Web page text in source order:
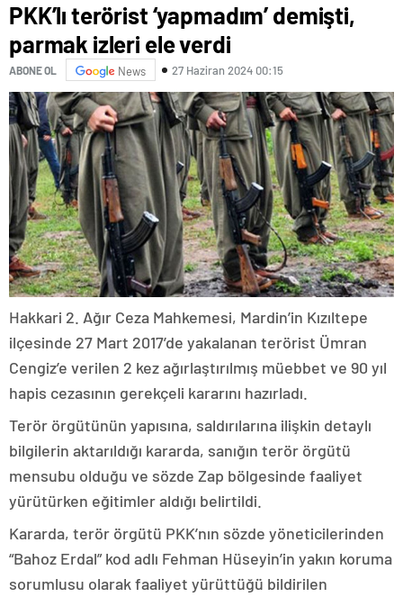
PKK’lı terörist ‘yapmadım’ demişti,
parmak izleri ele verdi
ABONE OL News 27 Haziran 2024 00:15
Hakkari 2. Ağır Ceza Mahkemesi, Mardin’in Kızıltepe
ilçesinde 27 Mart 2017’de yakalanan terörist Ümran
Cengiz’e verilen 2 kez ağırlaştırılmış müebbet ve 90 yıl
hapis cezasının gerekçeli kararını hazırladı.
Terör örgütünün yapısına, saldırılarına ilişkin detaylı
bilgilerin aktarıldığı kararda, sanığın terör örgütü
mensubu olduğu ve sözde Zap bölgesinde faaliyet
yürütürken eğitimler aldığı belirtildi.
Kararda, terör örgütü PKK’nın sözde yöneticilerinden
“Bahoz Erdal” kod adlı Fehman Hüseyin’in yakın koruma
sorumlusu olarak faaliyet yürüttüğü bildirilen